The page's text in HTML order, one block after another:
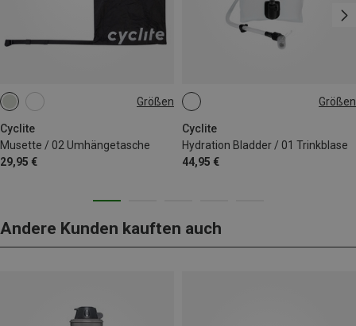
Größen
Cyclite
Musette / 02 Umhängetasche
29,95 €
5.1L Größen
Cyclite
Hydration Bladder / 01 Trinkblase
44,95 €
2L
Andere Kunden kauften auch